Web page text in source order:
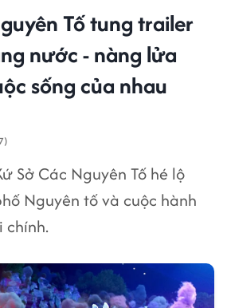
Tố tung trailer
nước - nàng lửa
sống của nhau
Sở Các Nguyên Tố hé lộ
Nguyên tố và cuộc hành
chính.